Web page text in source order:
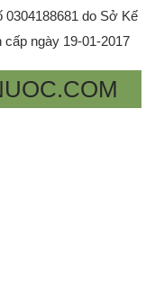
do Sở Kế
ngày 19-01-2017